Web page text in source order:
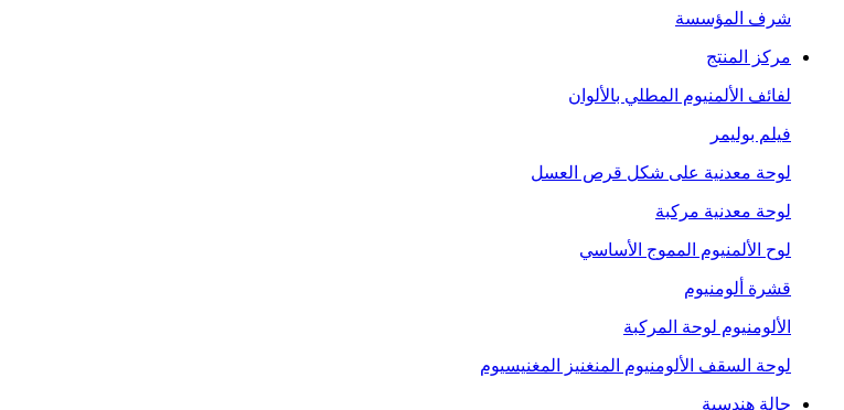
شرف المؤسسة
مركز المنتج
لفائف الألمنيوم المطلي بالألوان
فيلم بوليمر
لوحة معدنية على شكل قرص العسل
لوحة معدنية مركبة
لوح الألمنيوم المموج الأساسي
قشرة ألومنيوم
الألومنيوم لوحة المركبة
لوحة السقف الألومنيوم المنغنيز المغنيسيوم
حالة هندسية